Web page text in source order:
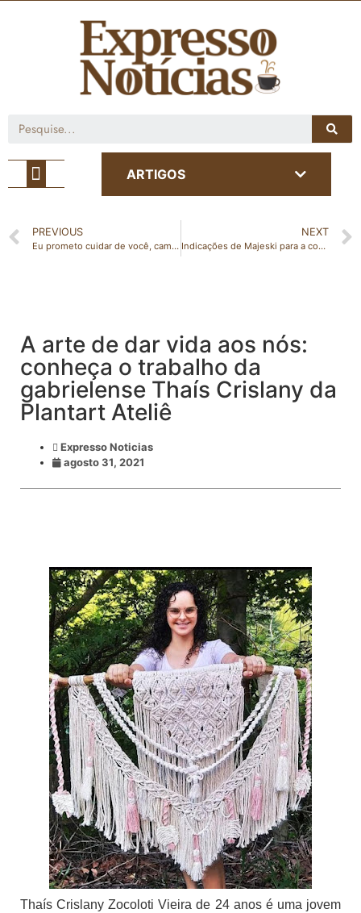
ARTIGOS
PREVIOUS
Eu prometo cuidar de você, caminhar com você, amar você – Leia o artigo escrito por Alessandra Ferrari Piassarollo
NEXT
Indicações de Majeski para a construção de quadra de esporte em 72 escolas estaduais
A arte de dar vida aos nós:
conheça o trabalho da
gabrielense Thaís Crislany da
Plantart Ateliê
Expresso Noticias
agosto 31, 2021
Thaís Crislany Zocoloti Vieira de 24 anos é uma jovem